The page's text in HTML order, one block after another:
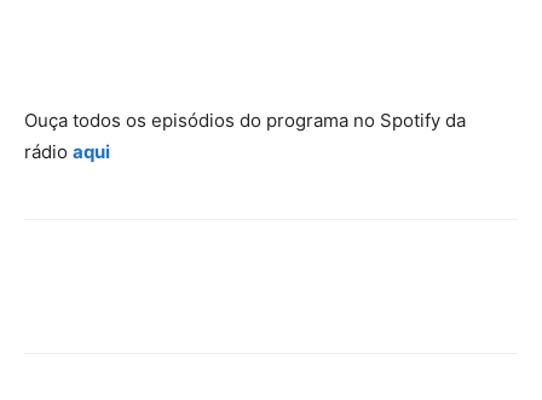
Ouça todos os episódios do programa no Spotify da
rádio aqui